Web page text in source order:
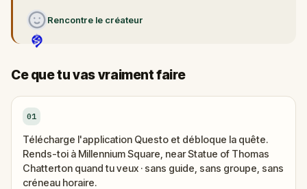
Rencontre le créateur
Ce que tu vas vraiment faire
01
Télécharge l'application Questo et débloque la quête.
Rends-toi à Millennium Square, near Statue of Thomas
Chatterton quand tu veux · sans guide, sans groupe, sans
créneau horaire.